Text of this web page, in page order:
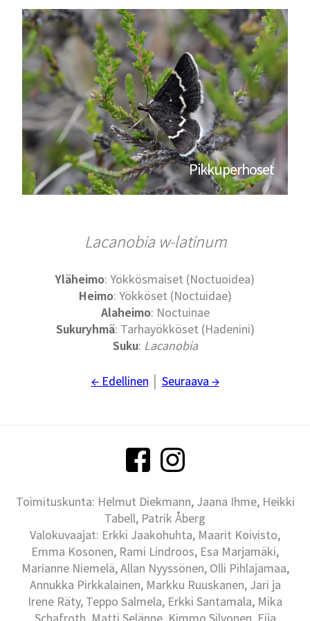
Pikkuperhoset
Lacanobia w-latinum
Yläheimo: Yökkösmaiset (Noctuoidea)
Heimo: Yökköset (Noctuidae)
Alaheimo: Noctuinae
Sukuryhmä: Tarhayökköset (Hadenini)
Suku: Lacanobia
← Edellinen Seuraava →
Toimituskunta: Helmut Diekmann, Jaana Ihme, Heikki
Tabell, Patrik Åberg
Valokuvaajat: Erkki Jaakohuhta, Maarit Koivisto,
Emma Kosonen, Rami Lindroos, Esa Marjamäki,
Marianne Niemelä, Allan Nyyssönen, Olli Pihlajamaa,
Annukka Pirkkalainen, Markku Ruuskanen, Jari ja
Irene Räty, Teppo Salmela, Erkki Santamala, Mika